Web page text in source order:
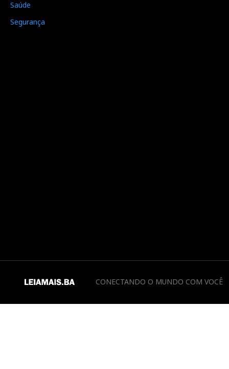
Saúde
Segurança
CONECTANDO O MUNDO COM VOCÊ